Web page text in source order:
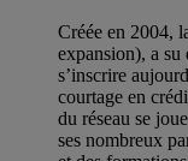
Créée en 2004,
expansion), a
s’inscrire
courtage en
du réseau se
ses nombreux